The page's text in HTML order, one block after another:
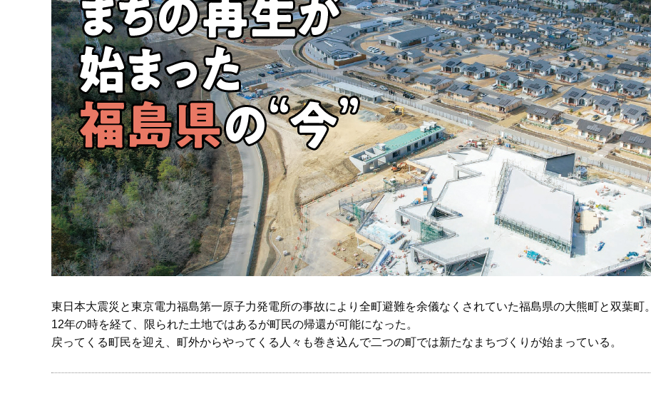
東日本大震災と東京電力福島第一原子力発電所の事故により全町避難を余儀なくされていた福島県の大熊町と双葉町。
12年の時を経て、限られた土地ではあるが町民の帰還が可能になった。
戻ってくる町民を迎え、町外からやってくる人々も巻き込んで二つの町では新たなまちづくりが始まっている。